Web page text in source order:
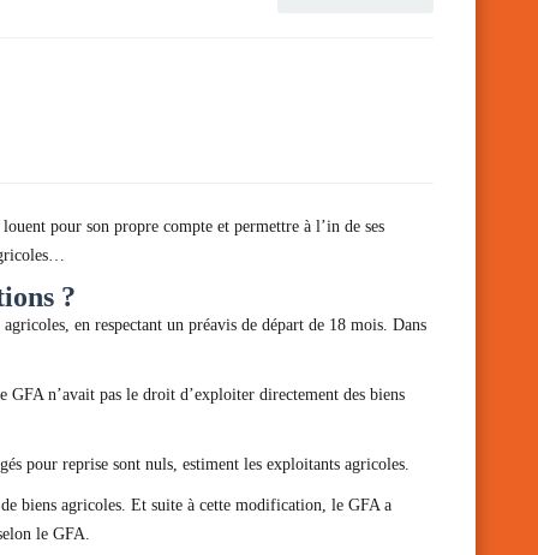
pour son propre compte et permettre à l’in de ses
?
en respectant un préavis de départ de 18 mois. Dans
n’avait pas le droit d’exploiter directement des biens
pour reprise sont nuls, estiment les exploitants agricoles.
biens agricoles. Et suite à cette modification, le GFA a
le GFA.